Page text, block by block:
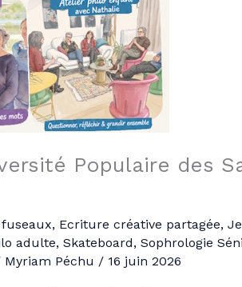
Populaire des
, Ecriture créative partagée,
adulte, Skateboard, Sophrologie
Myriam Péchu / 16 juin 2026